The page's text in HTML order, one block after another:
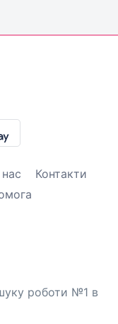
Контакти
роботи №1 в